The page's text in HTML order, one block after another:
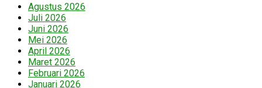
Agustus 2026
Juli 2026
Juni 2026
Mei 2026
April 2026
Maret 2026
Februari 2026
Januari 2026